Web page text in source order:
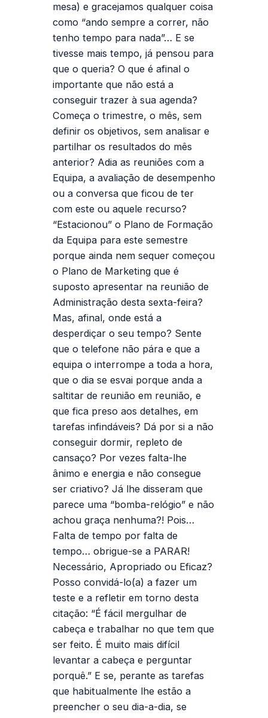
mesa) e gracejamos qualquer coisa
como “ando sempre a correr, não
tenho tempo para nada”… E se
tivesse mais tempo, já pensou para
que o queria? O que é afinal o
importante que não está a
conseguir trazer à sua agenda?
Começa o trimestre, o mês, sem
definir os objetivos, sem analisar e
partilhar os resultados do mês
anterior? Adia as reuniões com a
Equipa, a avaliação de desempenho
ou a conversa que ficou de ter
com este ou aquele recurso?
“Estacionou” o Plano de Formação
da Equipa para este semestre
porque ainda nem sequer começou
o Plano de Marketing que é
suposto apresentar na reunião de
Administração desta sexta-feira?
Mas, afinal, onde está a
desperdiçar o seu tempo? Sente
que o telefone não pára e que a
equipa o interrompe a toda a hora,
que o dia se esvai porque anda a
saltitar de reunião em reunião, e
que fica preso aos detalhes, em
tarefas infindáveis? Dá por si a não
conseguir dormir, repleto de
cansaço? Por vezes falta-lhe
ânimo e energia e não consegue
ser criativo? Já lhe disseram que
parece uma “bomba-relógio” e não
achou graça nenhuma?! Pois…
Falta de tempo por falta de
tempo… obrigue-se a PARAR!
Necessário, Apropriado ou Eficaz?
Posso convidá-lo(a) a fazer um
teste e a refletir em torno desta
citação: “É fácil mergulhar de
cabeça e trabalhar no que tem que
ser feito. É muito mais difícil
levantar a cabeça e perguntar
porquê.” E se, perante as tarefas
que habitualmente lhe estão a
preencher o seu dia-a-dia, se